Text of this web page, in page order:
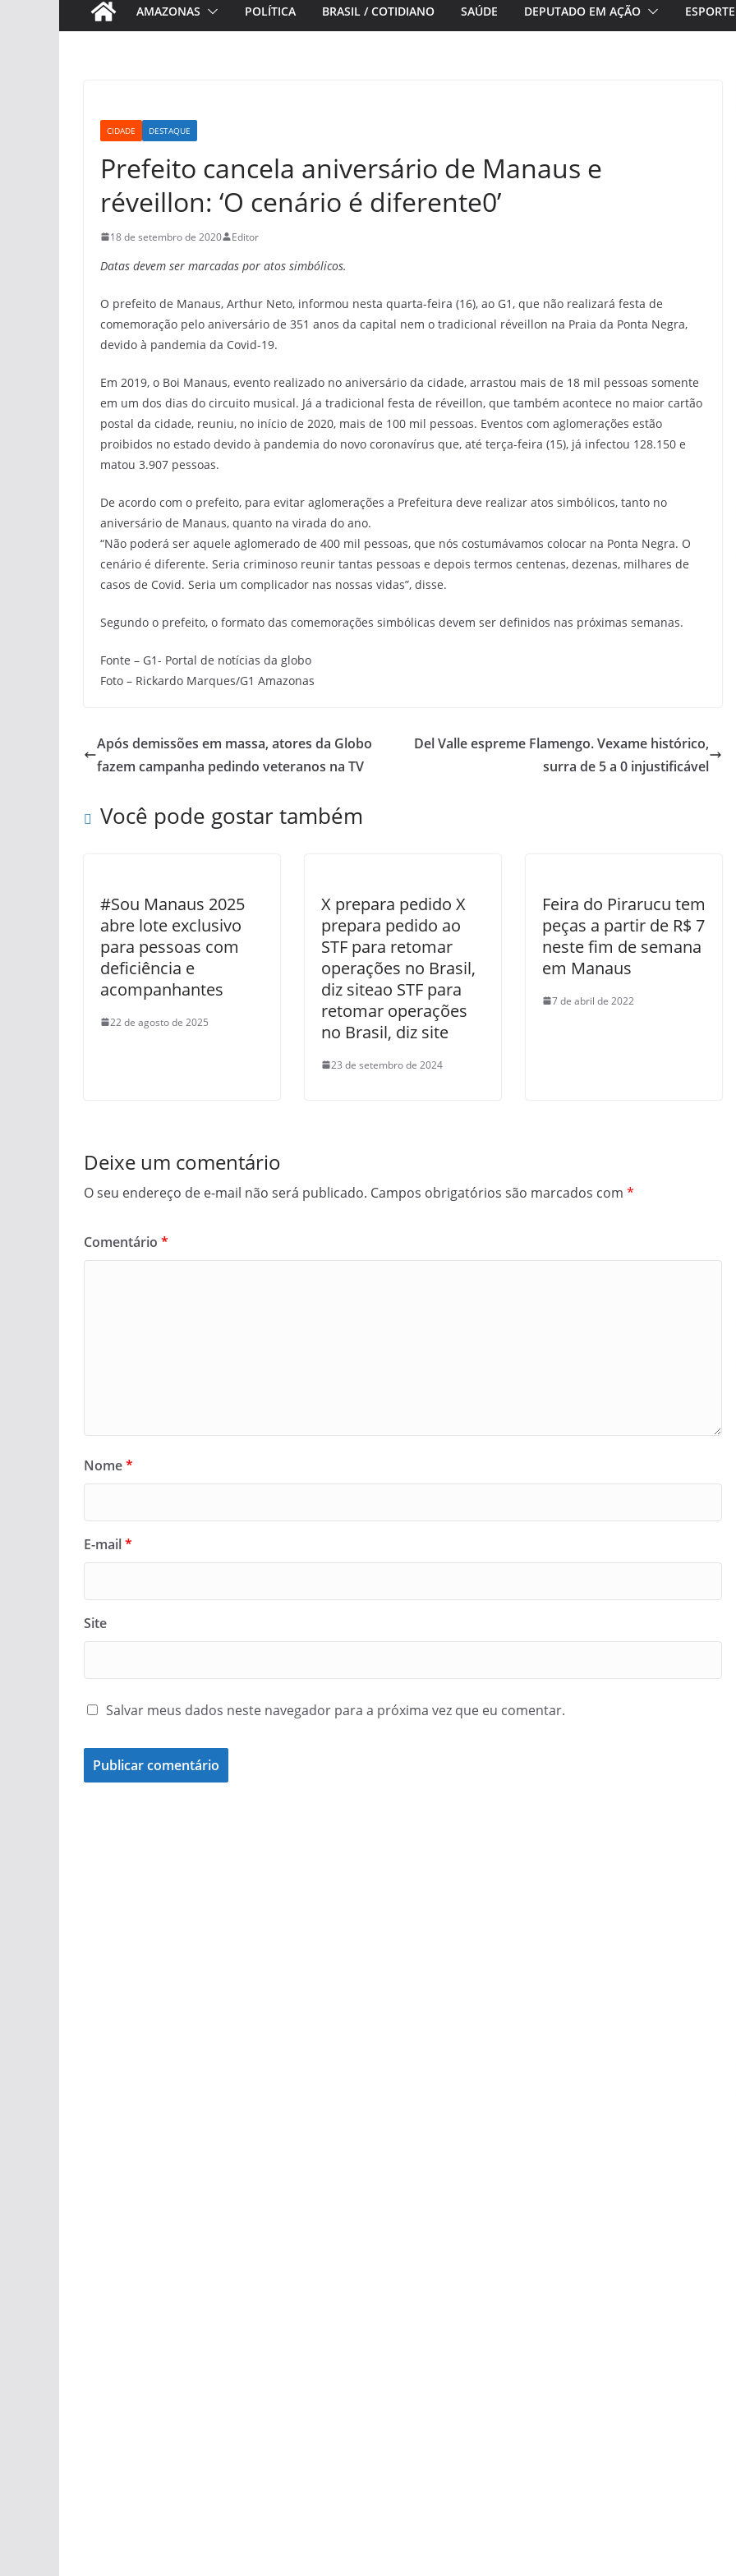
AMAZONAS POLÍTICA BRASIL / COTIDIANO SAÚDE DEPUTADO EM AÇÃO ESPORTE
CIDADE DESTAQUE
Prefeito cancela aniversário de Manaus e
réveillon: ‘O cenário é diferente0’
18 de setembro de 2020 Editor
Datas devem ser marcadas por atos simbólicos.
O prefeito de Manaus, Arthur Neto, informou nesta quarta-feira (16), ao G1, que não realizará festa de
comemoração pelo aniversário de 351 anos da capital nem o tradicional réveillon na Praia da Ponta Negra,
devido à pandemia da Covid-19.
Em 2019, o Boi Manaus, evento realizado no aniversário da cidade, arrastou mais de 18 mil pessoas somente
em um dos dias do circuito musical. Já a tradicional festa de réveillon, que também acontece no maior cartão
postal da cidade, reuniu, no início de 2020, mais de 100 mil pessoas. Eventos com aglomerações estão
proibidos no estado devido à pandemia do novo coronavírus que, até terça-feira (15), já infectou 128.150 e
matou 3.907 pessoas.
De acordo com o prefeito, para evitar aglomerações a Prefeitura deve realizar atos simbólicos, tanto no
aniversário de Manaus, quanto na virada do ano.
“Não poderá ser aquele aglomerado de 400 mil pessoas, que nós costumávamos colocar na Ponta Negra. O
cenário é diferente. Seria criminoso reunir tantas pessoas e depois termos centenas, dezenas, milhares de
casos de Covid. Seria um complicador nas nossas vidas”, disse.
Segundo o prefeito, o formato das comemorações simbólicas devem ser definidos nas próximas semanas.
Fonte – G1- Portal de notícias da globo
Foto – Rickardo Marques/G1 Amazonas
Após demissões em massa, atores da Globo
fazem campanha pedindo veteranos na TV
Del Valle espreme Flamengo. Vexame histórico,
surra de 5 a 0 injustificável
Você pode gostar também
#Sou Manaus 2025
abre lote exclusivo
para pessoas com
deficiência e
acompanhantes
22 de agosto de 2025
X prepara pedido X
prepara pedido ao
STF para retomar
operações no Brasil,
diz siteao STF para
retomar operações
no Brasil, diz site
23 de setembro de 2024
Feira do Pirarucu tem
peças a partir de R$ 7
neste fim de semana
em Manaus
7 de abril de 2022
Deixe um comentário
O seu endereço de e-mail não será publicado. Campos obrigatórios são marcados com *
Comentário *
Nome*
E-mail*
Site
Salvar meus dados neste navegador para a próxima vez que eu comentar.